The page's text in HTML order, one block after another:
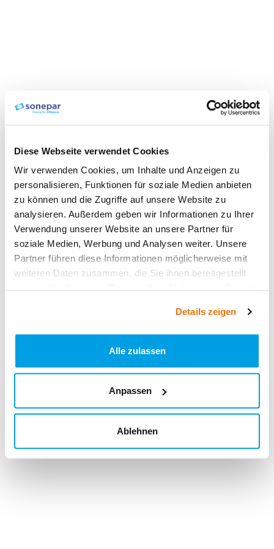
Diese Webseite verwendet Cookies
Wir verwenden Cookies, um Inhalte und Anzeigen zu
personalisieren, Funktionen für soziale Medien anbieten
zu können und die Zugriffe auf unsere Website zu
analysieren. Außerdem geben wir Informationen zu Ihrer
Verwendung unserer Website an unsere Partner für
soziale Medien, Werbung und Analysen weiter. Unsere
Partner führen diese Informationen möglicherweise mit
weiteren Daten zusammen, die Sie ihnen bereitgestellt
Details zeigen
Alle zulassen
Anpassen
Ablehnen